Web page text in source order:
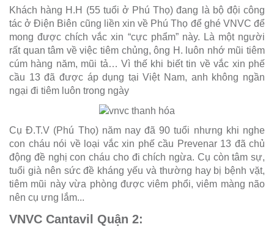
Khách hàng H.H (55 tuổi ở Phú Thọ) đang là bộ đội công
tác ở Điện Biên cũng liền xin về Phú Thọ để ghé VNVC để
mong được chích vắc xin “cực phẩm” này. Là một người
rất quan tâm về việc tiêm chủng, ông H. luôn nhớ mũi tiêm
cúm hàng năm, mũi tả… Vì thế khi biết tin về vắc xin phế
cầu 13 đã được áp dụng tại Việt Nam, anh không ngần
ngại đi tiêm luôn trong ngày
Cụ Đ.T.V (Phú Thọ) năm nay đã 90 tuổi nhưng khi nghe
con cháu nói về loại vắc xin phế cầu Prevenar 13 đã chủ
động đề nghị con cháu cho đi chích ngừa. Cụ còn tâm sự,
tuổi già nên sức đề kháng yếu và thường hay bị bệnh vặt,
tiêm mũi này vừa phòng được viêm phổi, viêm màng não
nên cụ ưng lắm...
VNVC Cantavil Quận 2: